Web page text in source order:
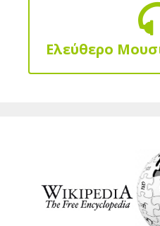
Ελεύθερο